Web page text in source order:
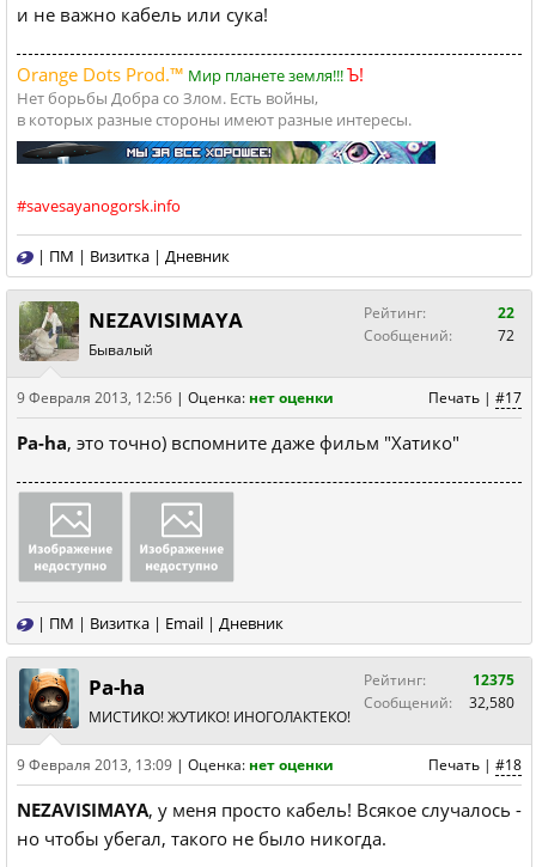
и не важно кабель или сука!
Orange Dots Prod.™ Мир планете земля!!!Ъ!
Нет борьбы Добра со Злом. Есть войны,
в которых разные стороны имеют разные интересы.
#savesayanogorsk.info
| ПМ | Визитка | Дневник
NEZAVISIMAYA
Бывалый
Рейтинг:
22
Сообщений:
72
Печать | #17
9 Февраля 2013, 12:56 | Оценка: нет оценки
Pa-ha, это точно) вспомните даже фильм "Хатико"
| ПМ | Визитка | Email | Дневник
Pa-ha
МИСТИКО! ЖУТИКО! ИНОГОЛАКТЕКО!
Рейтинг:
12375
Сообщений:
32,580
Печать | #18
9 Февраля 2013, 13:09 | Оценка: нет оценки
NEZAVISIMAYA, у меня просто кабель! Всякое случалось -
но чтобы убегал, такого не было никогда.